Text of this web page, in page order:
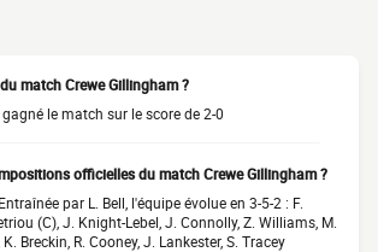
match Crewe Gillingham ?
le match sur le score de 2-0
officielles du match Crewe Gillingham ?
par L. Bell, l'équipe évolue en 3-5-2 : F.
(C), J. Knight-Lebel, J. Connolly, Z. Williams, M.
Breckin, R. Cooney, J. Lankester, S. Tracey